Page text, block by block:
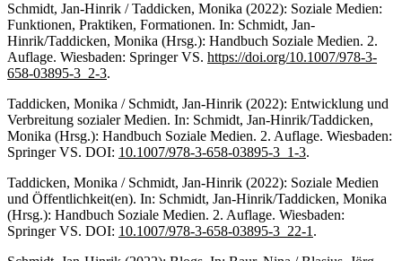
Schmidt, Jan-Hinrik / Taddicken, Monika (2022): Soziale Medien:
Funktionen, Praktiken, Formationen. In: Schmidt, Jan-
Hinrik/Taddicken, Monika (Hrsg.): Handbuch Soziale Medien. 2.
Auflage. Wiesbaden: Springer VS. https://doi.org/10.1007/978-3-
658-03895-3_2-3.
Taddicken, Monika / Schmidt, Jan-Hinrik (2022): Entwicklung und
Verbreitung sozialer Medien. In: Schmidt, Jan-Hinrik/Taddicken,
Monika (Hrsg.): Handbuch Soziale Medien. 2. Auflage. Wiesbaden:
Springer VS. DOI: 10.1007/978-3-658-03895-3_1-3.
Taddicken, Monika / Schmidt, Jan-Hinrik (2022): Soziale Medien
und Öffentlichkeit(en). In: Schmidt, Jan-Hinrik/Taddicken, Monika
(Hrsg.): Handbuch Soziale Medien. 2. Auflage. Wiesbaden:
Springer VS. DOI: 10.1007/978-3-658-03895-3_22-1 .